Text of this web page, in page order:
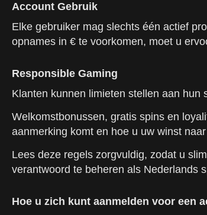
Account Gebruik
Elke gebruiker mag slechts één actief
opnames in € te voorkomen, moet u
Responsible Gaming
Klanten kunnen limieten stellen aan
Welkomstbonussen, gratis spins en
aanmerking komt en hoe u uw winst
Lees deze regels zorgvuldig, zodat u
verantwoord te beheren als Nederlands
Hoe u zich kunt aanmelden voor een